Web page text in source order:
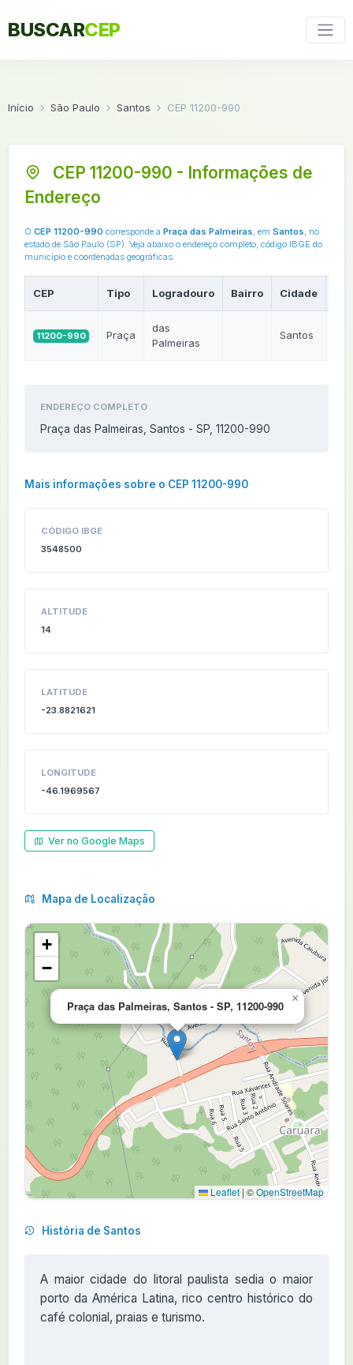
BUSCARCEP
Início São Paulo Santos CEP 11200-990
CEP 11200-990 - Informações de
Endereço
O CEP 11200-990 corresponde a Praça das Palmeiras, em Santos, no
estado de São Paulo (SP). Veja abaixo o endereço completo, código IBGE do
município e coordenadas geográficas.
CEP Tipo Logradouro Bairro Cidade
11200-990 Praça
das
Palmeiras
Santos
ENDEREÇO COMPLETO
Praça das Palmeiras, Santos - SP, 11200-990
Mais informações sobre o CEP 11200-990
CÓDIGO IBGE
3548500
ALTITUDE
14
LATITUDE
-23.8821621
LONGITUDE
-46.1969567
Ver no Google Maps
Mapa de Localização
Praça das Palmeiras, Santos - SP, 11200-990
×
+
−
Leaflet | ©OpenStreetMap
História de Santos
A maior cidade do litoral paulista sedia o maior
porto da América Latina, rico centro histórico do
café colonial, praias e turismo.